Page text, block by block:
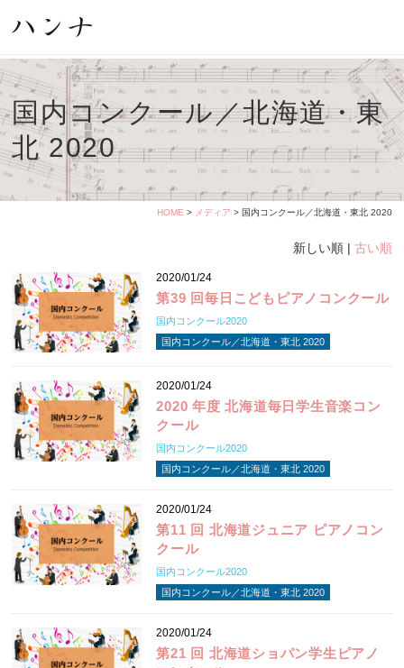
国内コンクール／北海道・東
北 2020
HOME > メディア > 国内コンクール／北海道・東北 2020
新しい順 | 古い順
2020/01/24
第39 回毎日こどもピアノコンクール
国内コンクール2020
国内コンクール／北海道・東北 2020
2020/01/24
2020 年度 北海道毎日学生音楽コン
クール
国内コンクール2020
国内コンクール／北海道・東北 2020
2020/01/24
第11 回 北海道ジュニア ピアノコン
クール
国内コンクール2020
国内コンクール／北海道・東北 2020
2020/01/24
第21 回 北海道ショパン学生ピアノ